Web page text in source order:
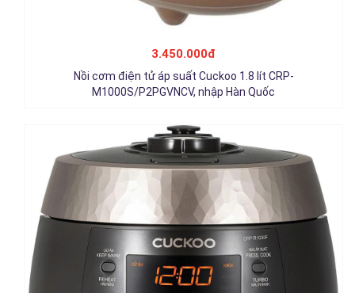
3.450.000đ
Nồi cơm điện tử áp suất Cuckoo 1.8 lít CRP-
M1000S/P2PGVNCV, nhập Hàn Quốc
Nồi cơm điện tử áp suất Cuckoo 1.8 lít CRP-
Chi tiết